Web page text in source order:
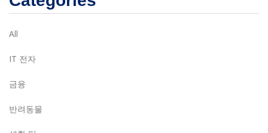
All
IT 전자
금융
반려동물